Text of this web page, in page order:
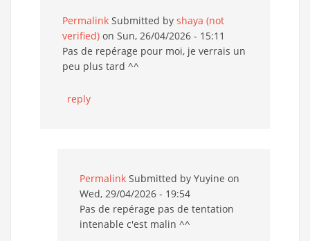
Permalink Submitted by shaya (not
verified) on Sun, 26/04/2026 - 15:11
Pas de repérage pour moi, je verrais un
peu plus tard ^^
reply
Permalink Submitted by Yuyine on
Wed, 29/04/2026 - 19:54
Pas de repérage pas de tentation
intenable c'est malin ^^